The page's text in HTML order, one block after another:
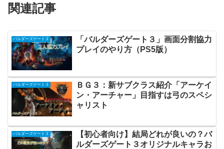
関連記事
バルダーズゲート３
「バルダーズゲート３」画面分割協力
プレイのやり方（PS5版）
バルダーズゲート３
ＢＧ３：新サブクラス紹介「アーケイ
ン・アーチャー」目指すは弓のスペシ
ャリスト
バルダーズゲート３
【初心者向け】結局どれが良いの？バ
ルダーズゲート３オリジナルキャラお